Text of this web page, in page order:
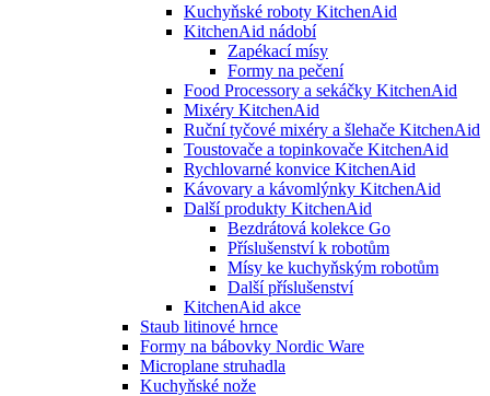
Kuchyňské roboty KitchenAid
KitchenAid nádobí
Zapékací mísy
Formy na pečení
Food Processory a sekáčky KitchenAid
Mixéry KitchenAid
Ruční tyčové mixéry a šlehače KitchenAid
Toustovače a topinkovače KitchenAid
Rychlovarné konvice KitchenAid
Kávovary a kávomlýnky KitchenAid
Další produkty KitchenAid
Bezdrátová kolekce Go
Příslušenství k robotům
Mísy ke kuchyňským robotům
Další příslušenství
KitchenAid akce
Staub litinové hrnce
Formy na bábovky Nordic Ware
Microplane struhadla
Kuchyňské nože